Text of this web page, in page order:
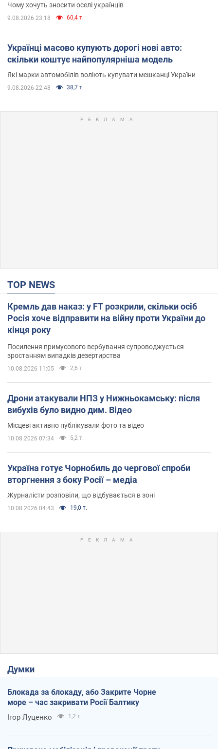
Чому хочуть зносити оселі українців
9.08.2026 23:18 60,4 т.
Українці масово купують дорогі нові авто:
скільки коштує найпопулярніша модель
Які марки автомобілів воліють купувати мешканці України
9.08.2026 22:48 38,7 т.
TOP NEWS
Кремль дав наказ: у FT розкрили, скільки осіб
Росія хоче відправити на війну проти України до
кінця року
Посилення примусового вербування супроводжується
зростанням випадків дезертирства
10.08.2026 11:05 2,6 т.
Дрони атакували НПЗ у Нижньокамську: після
вибухів було видно дим. Відео
Місцеві активно публікували фото та відео
10.08.2026 07:34 5,2 т.
Україна готує Чорнобиль до чергової спроби
вторгнення з боку Росії – медіа
Журналісти розповіли, що відбувається в зоні
10.08.2026 04:43 19,0 т.
Думки
Блокада за блокаду, або Закрите Чорне
море – час закривати Росії Балтику
Ігор Луценко 1,2 т.